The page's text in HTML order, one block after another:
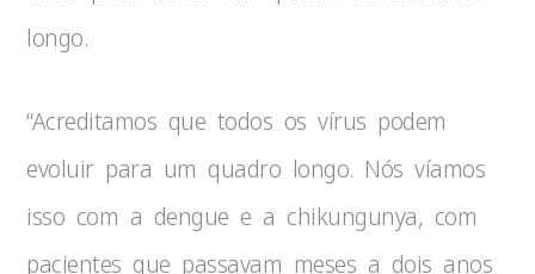
longo.
“Acreditamos que todos os vírus podem
evoluir para um quadro longo. Nós víamos
isso com a dengue e a chikungunya, com
pacientes que passavam meses a dois anos